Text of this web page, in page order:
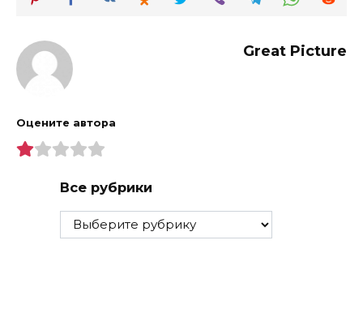
Great Picture
Оцените автора
Все рубрики
Все
рубрики